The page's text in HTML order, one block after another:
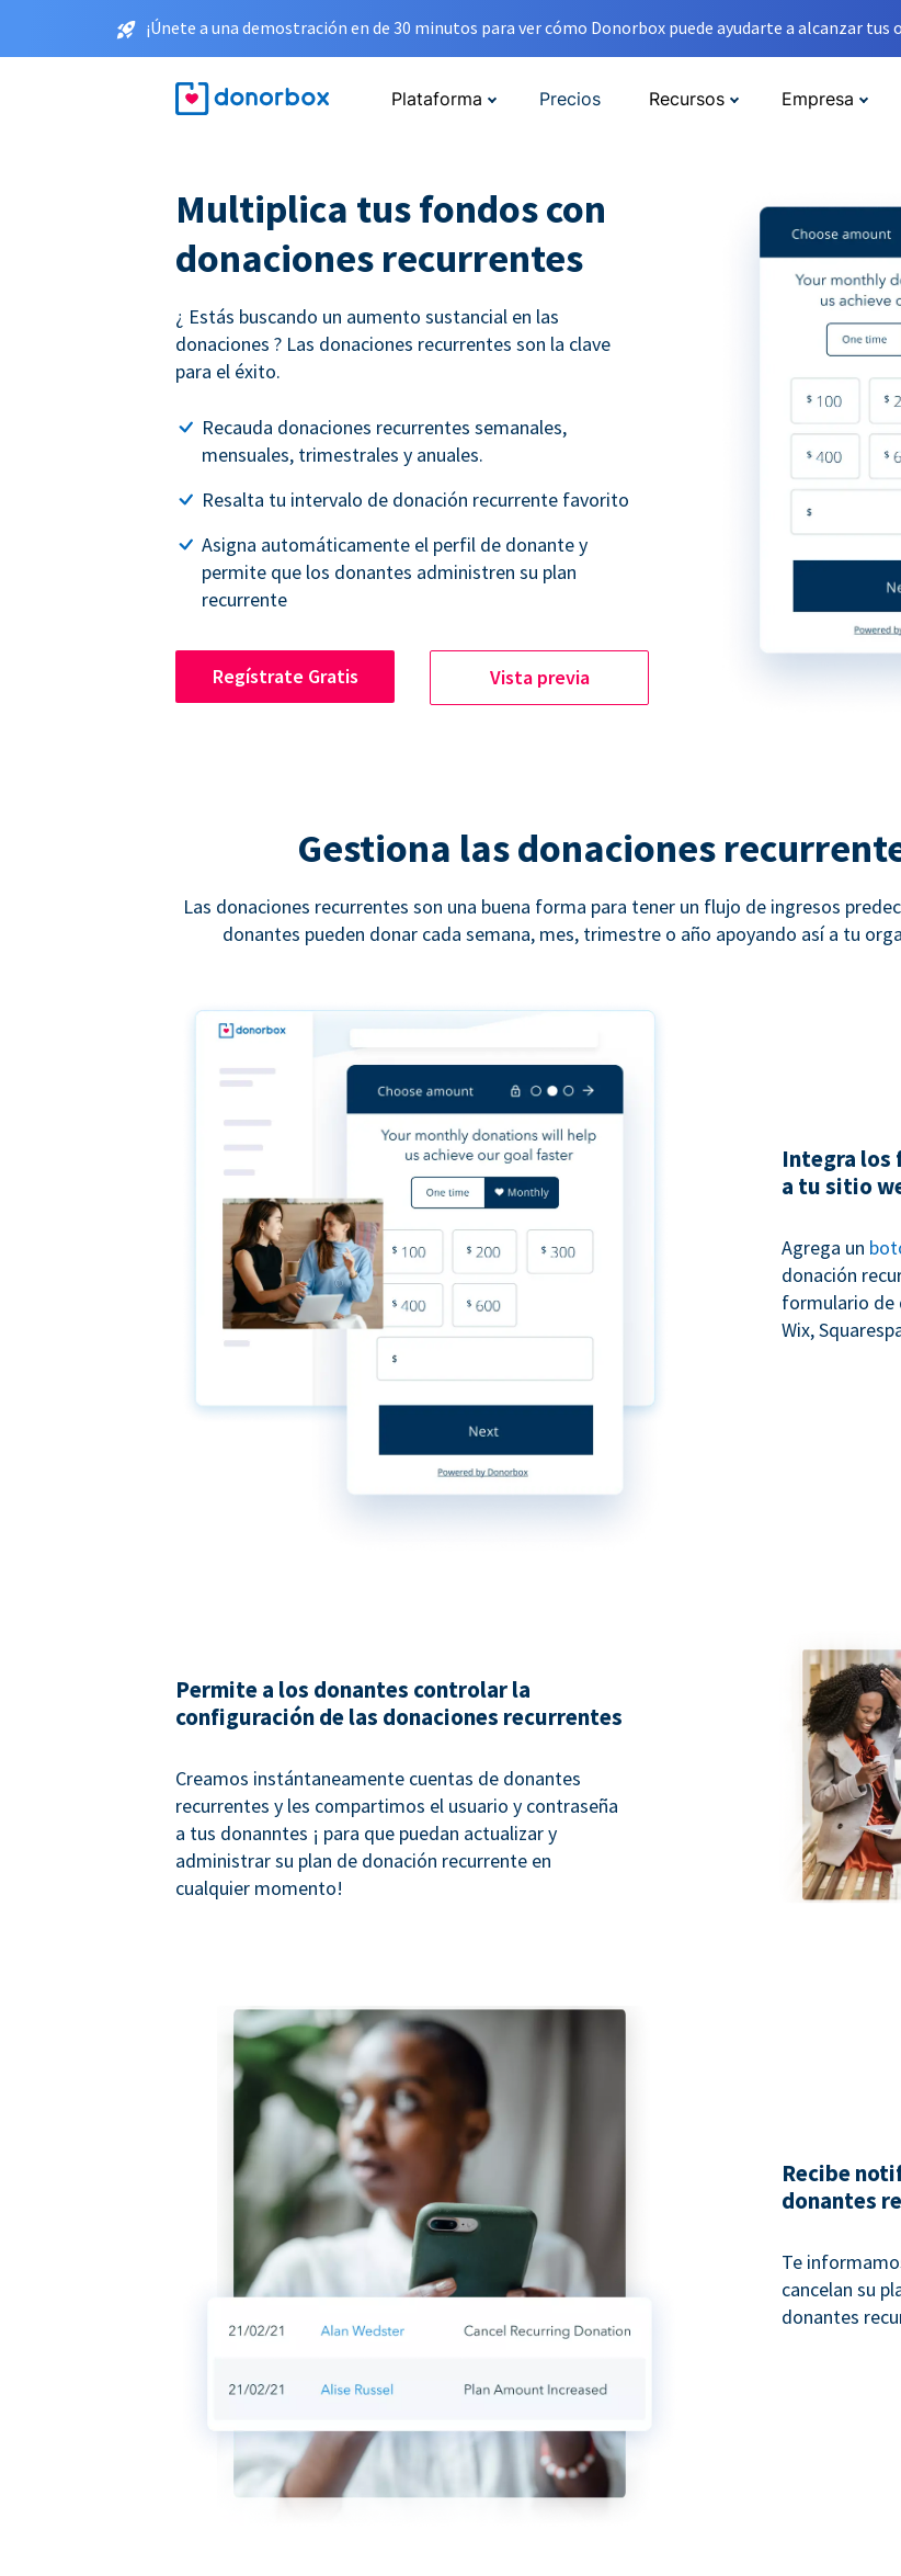
¡Únete a una demostración en de 30 minutos para ver cómo Donorbox puede ayudarte a alcanzar tus
Plataforma Precios Recursos Empresa
Multiplica tus fondos con
donaciones recurrentes
¿ Estás buscando un aumento sustancial en las
donaciones ? Las donaciones recurrentes son la clave
para el éxito.
Recauda donaciones recurrentes semanales,
mensuales, trimestrales y anuales.
Resalta tu intervalo de donación recurrente favorito
Asigna automáticamente el perfil de donante y
permite que los donantes administren su plan
recurrente
Regístrate Gratis Vista previa
Gestiona las donaciones
Las donaciones recurrentes son una buena forma para tener un flujo de ingresos
donantes pueden donar cada semana, mes, trimestre o año apoyando así a tu
Integra los
a tu sitio
Agrega un
donación
formulario de
Wix,
Permite a los donantes controlar la
configuración de las donaciones recurrentes
Creamos instántaneamente cuentas de donantes
recurrentes y les compartimos el usuario y contraseña
a tus donanntes ¡ para que puedan actualizar y
administrar su plan de donación recurrente en
cualquier momento!
Recibe
donantes
Te
cancelan su
donantes